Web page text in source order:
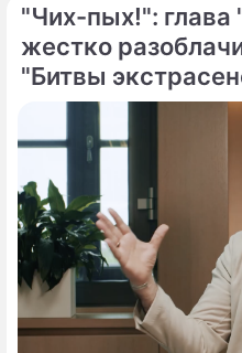
"Чих-пых!":
жестко
"Битвы